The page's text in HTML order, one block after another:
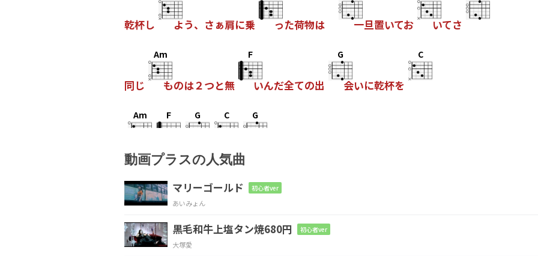
乾杯し よう、さぁ肩に乗 った荷物は 一旦置いてお いてさ
同じ
Am
ものは２つと無
F
いんだ全ての出
G
会いに乾杯を
C
Am F G C G
Am F G
動画プラスの人気曲
マリーゴールド 初心者ver
あいみょん
黒毛和牛上塩タン焼680円 初心者ver
大塚愛